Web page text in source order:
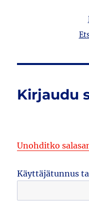
Kirjaudu
Unohditko
Käyttäjätunnus